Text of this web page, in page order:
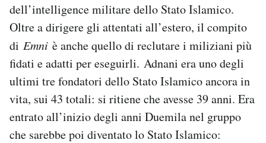
dell’intelligence militare dello Stato Islamico.
Oltre a dirigere gli attentati all’estero, il compito
di Emni è anche quello di reclutare i miliziani più
fidati e adatti per eseguirli. Adnani era uno degli
ultimi tre fondatori dello Stato Islamico ancora in
vita, sui 43 totali: si ritiene che avesse 39 anni. Era
entrato all’inizio degli anni Duemila nel gruppo
che sarebbe poi diventato lo Stato Islamico: